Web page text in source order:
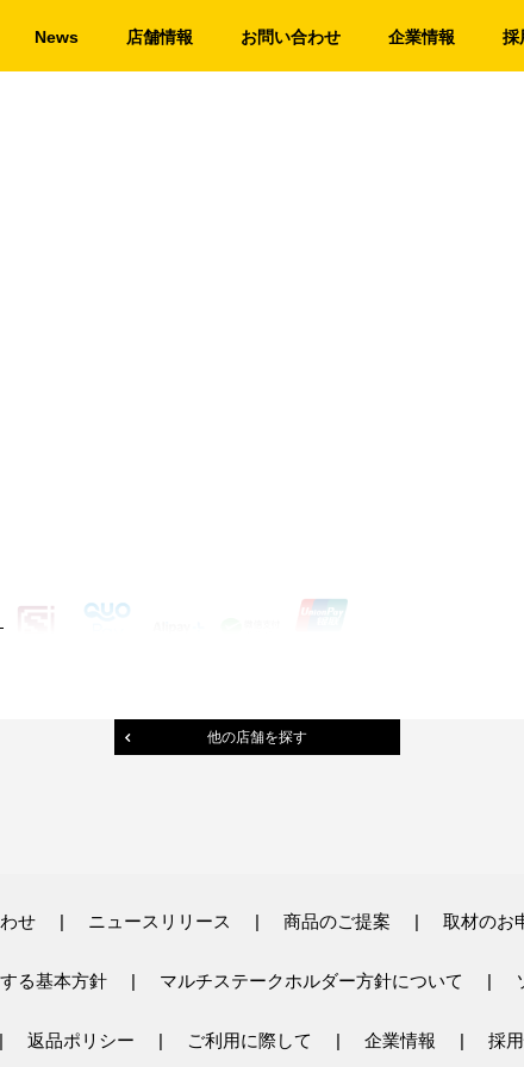
News 店舗情報 お問い合わせ 企業情報 採
他の店舗を探す
せ ニュースリリース 商品のご提案 取材のお
る基本方針 マルチステークホルダー方針について
返品ポリシー ご利用に際して 企業情報 採